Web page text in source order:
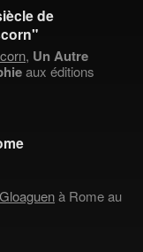
de
, Un Autre
aux éditions
à Rome au